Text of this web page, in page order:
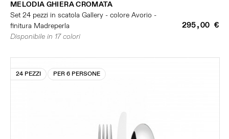
MELODIA GHIERA CROMATA
Set 24 pezzi in scatola Gallery - colore Avorio -
finitura Madreperla
295,00 €
Disponibile in 17 colori
24 PEZZI PER 6 PERSONE